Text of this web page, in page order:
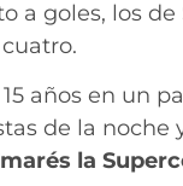
a goles, los
años en un
de la
la